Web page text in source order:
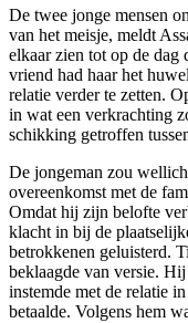
De twee jonge mensen
van het meisje, meldt
elkaar zien tot op de dag
vriend had haar het
relatie verder te zetten.
in wat een verkrachting
schikking getroffen
De jongeman zou
overeenkomst met de
Omdat hij zijn belofte
klacht in bij de
betrokkenen geluisterd.
beklaagde van versie.
instemde met de relatie
betaalde. Volgens hem